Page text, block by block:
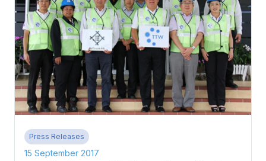
Press Releases
15 September 2017